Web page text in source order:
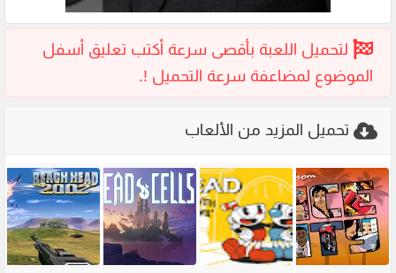
تحميل المزيد من الألعاب